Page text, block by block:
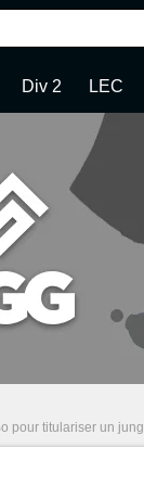
Div 2 LEC
un jungler surprise en LEC